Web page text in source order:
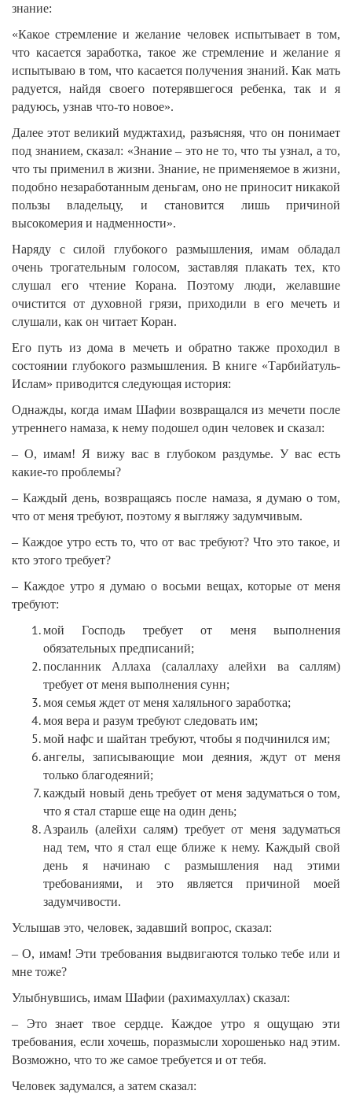
знание:
«Какое стремление и желание человек испытывает в том,
что касается заработка, такое же стремление и желание я
испытываю в том, что касается получения знаний. Как мать
радуется, найдя своего потерявшегося ребенка, так и я
радуюсь, узнав что-то новое».
Далее этот великий муджтахид, разъясняя, что он понимает
под знанием, сказал: «Знание – это не то, что ты узнал, а то,
что ты применил в жизни. Знание, не применяемое в жизни,
подобно незаработанным деньгам, оно не приносит никакой
пользы владельцу, и становится лишь причиной
высокомерия и надменности».
Наряду с силой глубокого размышления, имам обладал
очень трогательным голосом, заставляя плакать тех, кто
слушал его чтение Корана. Поэтому люди, желавшие
очистится от духовной грязи, приходили в его мечеть и
слушали, как он читает Коран.
Его путь из дома в мечеть и обратно также проходил в
состоянии глубокого размышления. В книге «Тарбийатуль-
Ислам» приводится следующая история:
Однажды, когда имам Шафии возвращался из мечети после
утреннего намаза, к нему подошел один человек и сказал:
– О, имам! Я вижу вас в глубоком раздумье. У вас есть
какие-то проблемы?
– Каждый день, возвращаясь после намаза, я думаю о том,
что от меня требуют, поэтому я выгляжу задумчивым.
– Каждое утро есть то, что от вас требуют? Что это такое, и
кто этого требует?
– Каждое утро я думаю о восьми вещах, которые от меня
требуют:
мой Господь требует от меня выполнения
обязательных предписаний;
посланник Аллаха (салаллаху алейхи ва саллям)
требует от меня выполнения сунн;
моя семья ждет от меня халяльного заработка;
моя вера и разум требуют следовать им;
мой нафс и шайтан требуют, чтобы я подчинился им;
ангелы, записывающие мои деяния, ждут от меня
только благодеяний;
каждый новый день требует от меня задуматься о том,
что я стал старше еще на один день;
Азраиль (алейхи салям) требует от меня задуматься
над тем, что я стал еще ближе к нему. Каждый свой
день я начинаю с размышления над этими
требованиями, и это является причиной моей
задумчивости.
Услышав это, человек, задавший вопрос, сказал:
– О, имам! Эти требования выдвигаются только тебе или и
мне тоже?
Улыбнувшись, имам Шафии (рахимахуллах) сказал:
– Это знает твое сердце. Каждое утро я ощущаю эти
требования, если хочешь, поразмысли хорошенько над этим.
Возможно, что то же самое требуется и от тебя.
Человек задумался, а затем сказал: